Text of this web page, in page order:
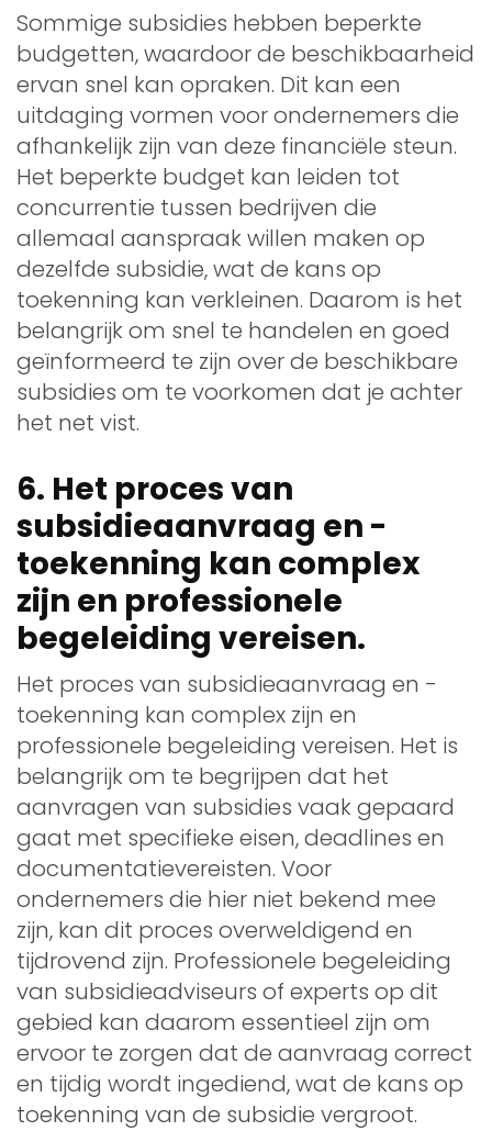
Sommige subsidies hebben beperkte
budgetten, waardoor de beschikbaarheid
ervan snel kan opraken. Dit kan een
uitdaging vormen voor ondernemers die
afhankelijk zijn van deze financiële steun.
Het beperkte budget kan leiden tot
concurrentie tussen bedrijven die
allemaal aanspraak willen maken op
dezelfde subsidie, wat de kans op
toekenning kan verkleinen. Daarom is het
belangrijk om snel te handelen en goed
geïnformeerd te zijn over de beschikbare
subsidies om te voorkomen dat je achter
het net vist.
6. Het proces van
subsidieaanvraag en -
toekenning kan complex
zijn en professionele
begeleiding vereisen.
Het proces van subsidieaanvraag en -
toekenning kan complex zijn en
professionele begeleiding vereisen. Het is
belangrijk om te begrijpen dat het
aanvragen van subsidies vaak gepaard
gaat met specifieke eisen, deadlines en
documentatievereisten. Voor
ondernemers die hier niet bekend mee
zijn, kan dit proces overweldigend en
tijdrovend zijn. Professionele begeleiding
van subsidieadviseurs of experts op dit
gebied kan daarom essentieel zijn om
ervoor te zorgen dat de aanvraag correct
en tijdig wordt ingediend, wat de kans op
toekenning van de subsidie vergroot.